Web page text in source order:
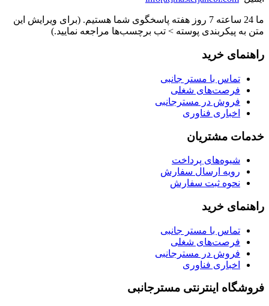
ما 24 ساعته 7 روز هفته پاسخگوی شما هستیم. (برای ویرایش این
متن به پیکربندی پوسته > تب برچسب‌ها مراجعه نمایید.)
راهنمای خرید
تماس با مستر جانبی
فرصت‌های شغلی
فروش در مسترجانبی
اخباری فناوری
خدمات مشتریان
شیوه‌های پرداخت
رویه ارسال سفارش
نحوه ثبت سفارش
راهنمای خرید
تماس با مستر جانبی
فرصت‌های شغلی
فروش در مسترجانبی
اخباری فناوری
فروشگاه اینترنتی مسترجانبی